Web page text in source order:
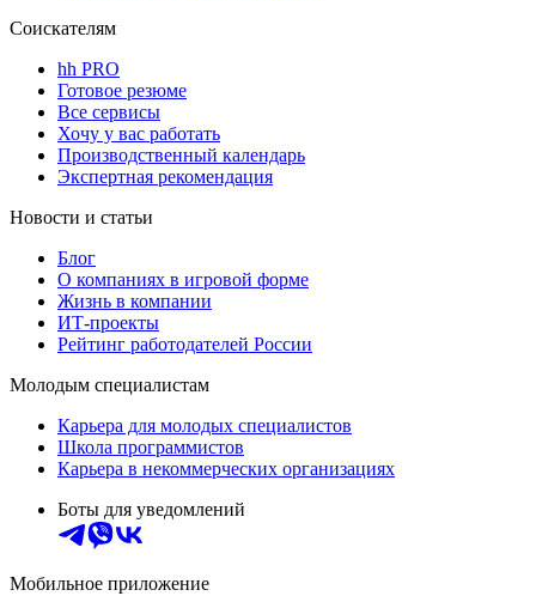
Соискателям
hh PRO
Готовое резюме
Все сервисы
Хочу у вас работать
Производственный календарь
Экспертная рекомендация
Новости и статьи
Блог
О компаниях в игровой форме
Жизнь в компании
ИТ-проекты
Рейтинг работодателей России
Молодым специалистам
Карьера для молодых специалистов
Школа программистов
Карьера в некоммерческих организациях
Боты для уведомлений
Мобильное приложение